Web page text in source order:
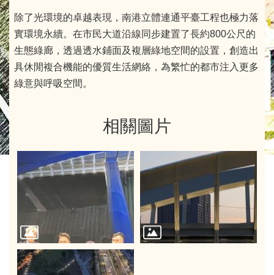
除了光環境的卓越表現，南港立體連通平臺工程也極力落
實環境永續。在市民大道沿線同步建置了長約800公尺的
生態綠廊，透過透水鋪面及複層綠地空間的設置，創造出
具休閒複合機能的優質生活網絡，為繁忙的都市注入更多
綠意與呼吸空間。
相關圖片